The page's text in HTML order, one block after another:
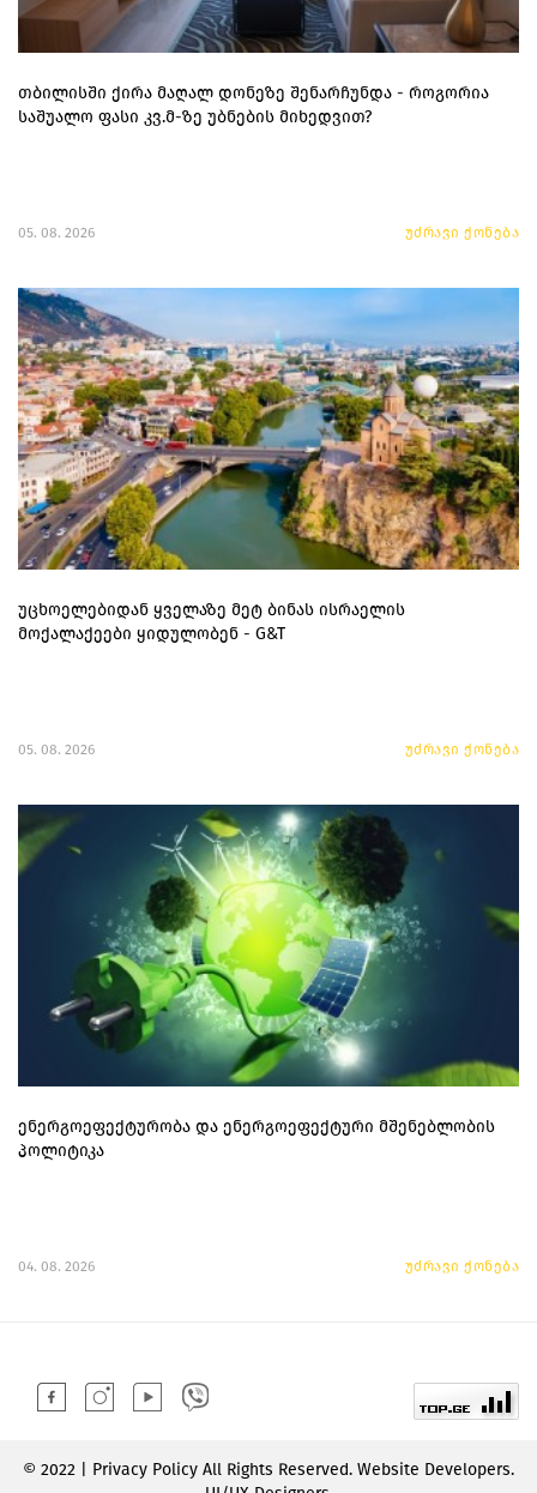
თბილისში ქირა მაღალ დონეზე შენარჩუნდა - როგორია
საშუალო ფასი კვ.მ-ზე უბნების მიხედვით?
05. 08. 2026 უძრავი ქონება
უცხოელებიდან ყველაზე მეტ ბინას ისრაელის
მოქალაქეები ყიდულობენ - G&T
05. 08. 2026 უძრავი ქონება
ენერგოეფექტურობა და ენერგოეფექტური მშენებლობის
პოლიტიკა
04. 08. 2026 უძრავი ქონება
© 2022 | Privacy Policy All Rights Reserved. Website Developers.